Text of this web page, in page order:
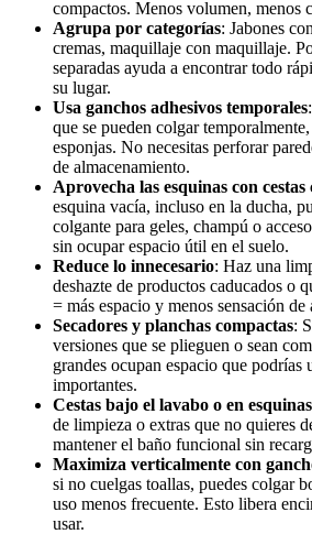
compactos. Menos volumen, menos
Agrupa por categorías: Jabones
cremas, maquillaje con maquillaje.
separadas ayuda a encontrar todo
su lugar.
Usa ganchos adhesivos temporales
que se pueden colgar
esponjas. No necesitas perforar
de almacenamiento.
Aprovecha las esquinas con cestas
esquina vacía, incluso en la ducha,
colgante para geles, champú o
sin ocupar espacio útil en el suelo.
Reduce lo innecesario: Haz una
deshazte de productos caducados o
= más espacio y menos sensación de
Secadores y planchas compactas:
versiones que se plieguen o sean
grandes ocupan espacio que podrías
importantes.
Cestas bajo el lavabo o en
de limpieza o extras que no quieres
mantener el baño funcional sin
Maximiza verticalmente con
si no cuelgas toallas, puedes colgar
uso menos frecuente. Esto libera
usar.